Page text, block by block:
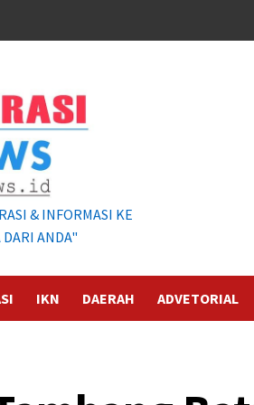
& INFORMASI KE
ANDA"
IKN DAERAH ADVETORIAL